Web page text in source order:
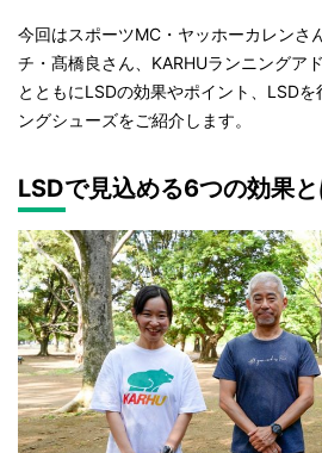
今回はスポーツMC・ヤッホーカレンさ
チ・髙橋良さん、KARHUランニングア
とともにLSDの効果やポイント、LSD
ングシューズをご紹介します。
LSDで見込める6つの効果と